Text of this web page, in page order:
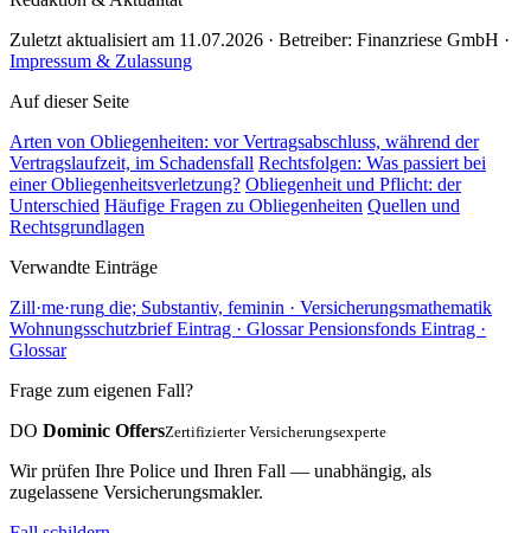
Zuletzt aktualisiert am 11.07.2026 · Betreiber: Finanzriese GmbH ·
Impressum & Zulassung
Auf dieser Seite
Arten von Obliegenheiten: vor Vertragsabschluss, während der
Vertragslaufzeit, im Schadensfall Rechtsfolgen: Was passiert bei
einer Obliegenheitsverletzung? Obliegenheit und Pflicht: der
Unterschied Häufige Fragen zu Obliegenheiten Quellen und
Rechtsgrundlagen
Verwandte Einträge
Zill·me·rung die; Substantiv, feminin · Versicherungsmathematik
Wohnungsschutzbrief Eintrag · Glossar Pensionsfonds Eintrag ·
Glossar
Frage zum eigenen Fall?
DO Dominic OffersZertifizierter Versicherungsexperte
Wir prüfen Ihre Police und Ihren Fall — unabhängig, als
zugelassene Versicherungsmakler.